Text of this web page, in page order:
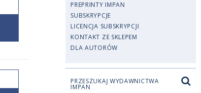
PREPRINTY IMPAN
SUBSKRYPCJE
LICENCJA SUBSKRYPCJI
KONTAKT ZE SKLEPEM
DLA AUTORÓW
PRZESZUKAJ WYDAWNICTWA
IMPAN